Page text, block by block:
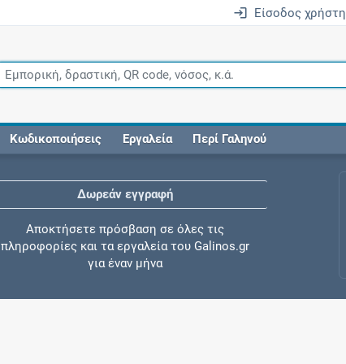
Είσοδος χρήστη
Κωδικοποιήσεις Εργαλεία Περί Γαληνού
Δωρεάν εγγραφή
Αποκτήσετε πρόσβαση σε όλες τις
πληροφορίες και τα εργαλεία του Galinos.gr
για έναν μήνα